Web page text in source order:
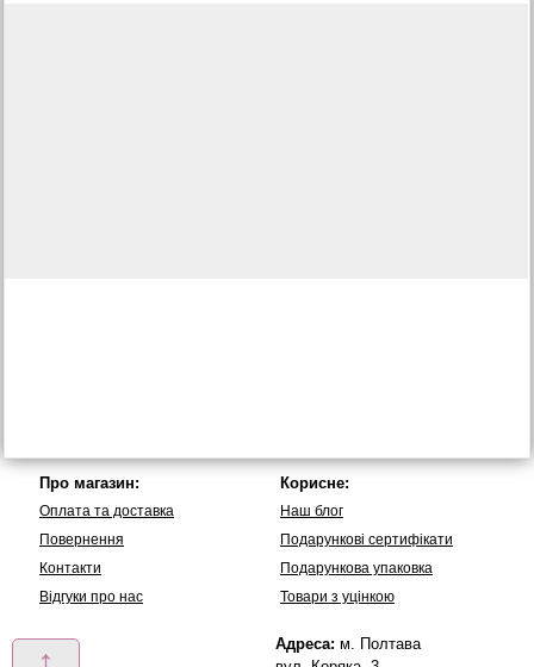
Про магазин:
Оплата та доставка
Повернення
Контакти
Вiдгуки про нас
Корисне:
Наш блог
Подарункові сертифікати
Подарункова упаковка
Товари з уцінкою
Адреса: м. Полтава